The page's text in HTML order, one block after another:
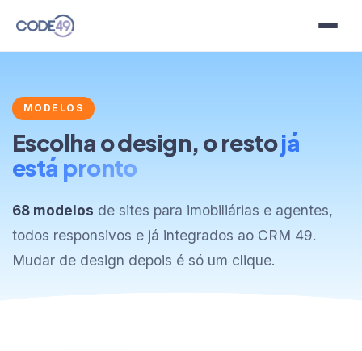
Modelos
Clientes
Blog
MODELOS
Escolha o design, o restojá
está pronto
68 modelos de sites para imobiliárias e agentes,
todos responsivos e já integrados ao CRM 49.
Mudar de design depois é só um clique.